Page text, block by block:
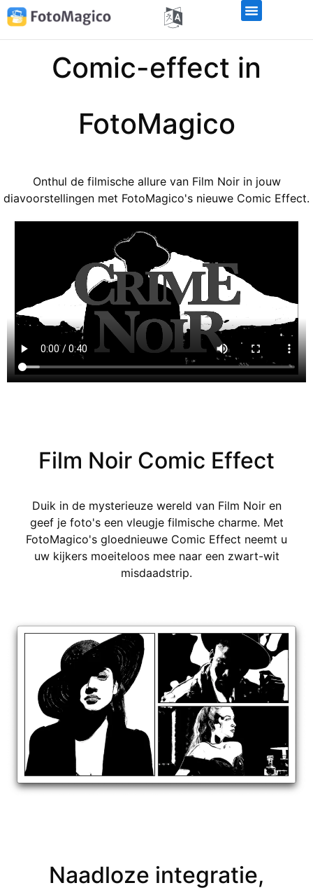
Comic-effect in
FotoMagico
Onthul de filmische allure van Film Noir in jouw
diavoorstellingen met FotoMagico's nieuwe Comic Effect.
Film Noir Comic Effect
Duik in de mysterieuze wereld van Film Noir en
geef je foto's een vleugje filmische charme. Met
FotoMagico's gloednieuwe Comic Effect neemt u
uw kijkers moeiteloos mee naar een zwart-wit
misdaadstrip.
Naadloze integratie,